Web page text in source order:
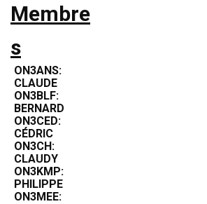
Membre
s
ON3ANS:
CLAUDE
ON3BLF:
BERNARD
ON3CED:
CÉDRIC
ON3CH:
CLAUDY
ON3KMP:
PHILIPPE
ON3MEE: